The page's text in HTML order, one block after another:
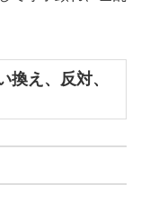
換え、反対、